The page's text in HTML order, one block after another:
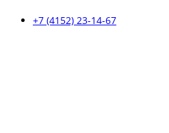
+7 (4152) 23-14-67